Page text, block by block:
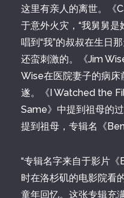
这里有亲人的离世。《
于意外火灾，“我舅舅是
唱到“我”的叔叔在生日
还蛮刺激的。《Jim
Wise在医院妻子的病床
遂。《I Watched the
Same》中提到祖母的
提到祖母，专辑名《
“专辑名字来自于影片
时在洛杉矶的电影院看
童年回忆。这张专辑充